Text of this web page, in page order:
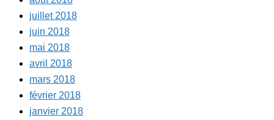
juillet 2018
juin 2018
mai 2018
avril 2018
mars 2018
février 2018
janvier 2018